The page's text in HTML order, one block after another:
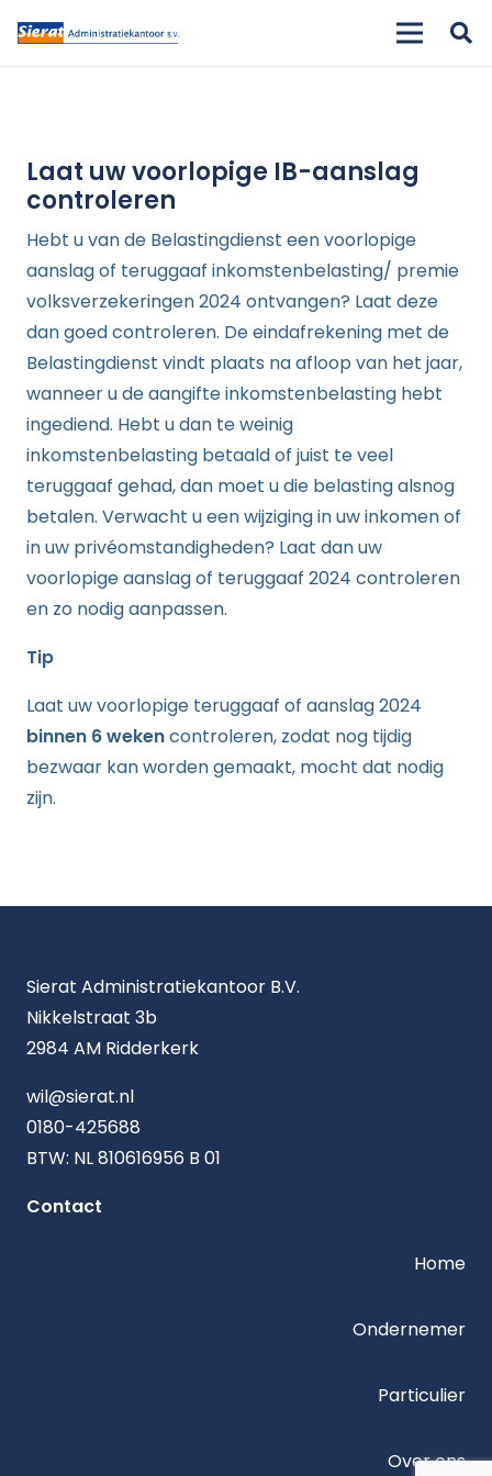
Laat uw voorlopige IB-aanslag
controleren
Hebt u van de Belastingdienst een voorlopige
aanslag of teruggaaf inkomstenbelasting/ premie
volksverzekeringen 2024 ontvangen? Laat deze
dan goed controleren. De eindafrekening met de
Belastingdienst vindt plaats na afloop van het jaar,
wanneer u de aangifte inkomstenbelasting hebt
ingediend. Hebt u dan te weinig
inkomstenbelasting betaald of juist te veel
teruggaaf gehad, dan moet u die belasting alsnog
betalen. Verwacht u een wijziging in uw inkomen of
in uw privéomstandigheden? Laat dan uw
voorlopige aanslag of teruggaaf 2024 controleren
en zo nodig aanpassen.
Tip
Laat uw voorlopige teruggaaf of aanslag 2024
binnen 6 wekencontroleren, zodat nog tijdig
bezwaar kan worden gemaakt, mocht dat nodig
zijn.
Sierat Administratiekantoor B.V.
Nikkelstraat 3b
2984 AM Ridderkerk
wil@sierat.nl
0180-425688
BTW: NL 810616956 B 01
Contact
Home
Ondernemer
Particulier
Over ons